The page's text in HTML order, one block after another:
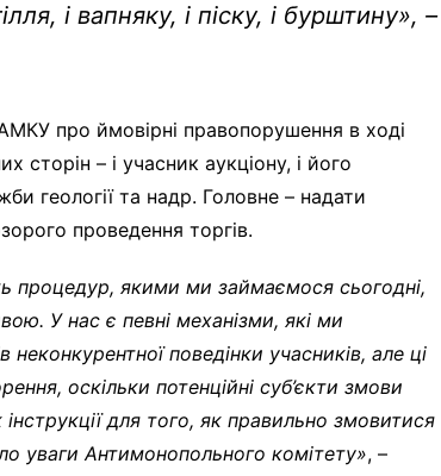
і вапняку, і піску, і бурштину», –
про ймовірні правопорушення в ході
сторін – і учасник аукціону, і його
геології та надр. Головне – надати
проведення торгів.
процедур, якими ми займаємося сьогодні,
У нас є певні механізми, які ми
поведінки учасників, але ці
оскільки потенційні суб’єкти змови
для того, як правильно змовитися
уваги Антимонопольного комітету», –